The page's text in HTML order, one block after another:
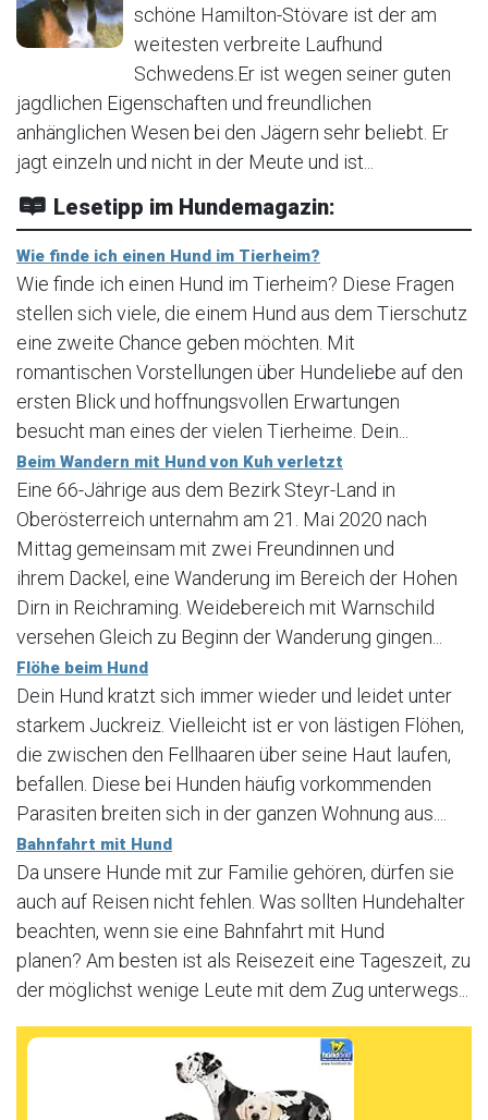
schöne Hamilton-Stövare ist der am
weitesten verbreite Laufhund
Schwedens.Er ist wegen seiner guten
jagdlichen Eigenschaften und freundlichen
anhänglichen Wesen bei den Jägern sehr beliebt. Er
jagt einzeln und nicht in der Meute und ist...
Lesetipp im Hundemagazin:
Wie finde ich einen Hund im Tierheim?
Wie finde ich einen Hund im Tierheim? Diese Fragen
stellen sich viele, die einem Hund aus dem Tierschutz
eine zweite Chance geben möchten. Mit
romantischen Vorstellungen über Hundeliebe auf den
ersten Blick und hoffnungsvollen Erwartungen
besucht man eines der vielen Tierheime. Dein...
Beim Wandern mit Hund von Kuh verletzt
Eine 66-Jährige aus dem Bezirk Steyr-Land in
Oberösterreich unternahm am 21. Mai 2020 nach
Mittag gemeinsam mit zwei Freundinnen und
ihrem Dackel, eine Wanderung im Bereich der Hohen
Dirn in Reichraming. Weidebereich mit Warnschild
versehen Gleich zu Beginn der Wanderung gingen...
Flöhe beim Hund
Dein Hund kratzt sich immer wieder und leidet unter
starkem Juckreiz. Vielleicht ist er von lästigen Flöhen,
die zwischen den Fellhaaren über seine Haut laufen,
befallen. Diese bei Hunden häufig vorkommenden
Parasiten breiten sich in der ganzen Wohnung aus....
Bahnfahrt mit Hund
Da unsere Hunde mit zur Familie gehören, dürfen sie
auch auf Reisen nicht fehlen. Was sollten Hundehalter
beachten, wenn sie eine Bahnfahrt mit Hund
planen? Am besten ist als Reisezeit eine Tageszeit, zu
der möglichst wenige Leute mit dem Zug unterwegs...